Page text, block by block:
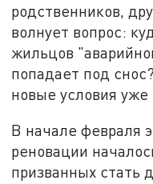
родственников,
волнует вопрос:
жильцов
попадает под
новые условия
В начале февраля
реновации
призванных стать